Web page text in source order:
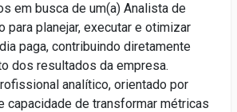
em busca de um(a) Analista de
para planejar, executar e otimizar
paga, contribuindo diretamente
dos resultados da empresa.
analítico, orientado por
capacidade de transformar métricas